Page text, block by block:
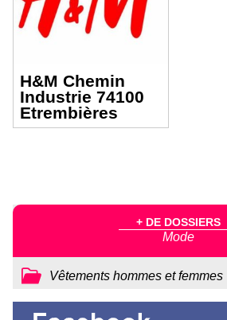
H&M Chemin
Industrie 74100
Etrembières
+ DE DOSSIERS
Mode
Vêtements hommes et femmes